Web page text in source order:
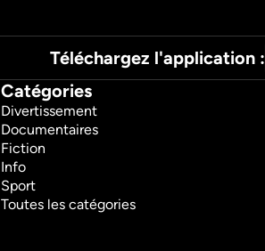
Téléchargez l'application :
Catégories
Divertissement
Documentaires
Fiction
Info
Sport
Toutes les catégories